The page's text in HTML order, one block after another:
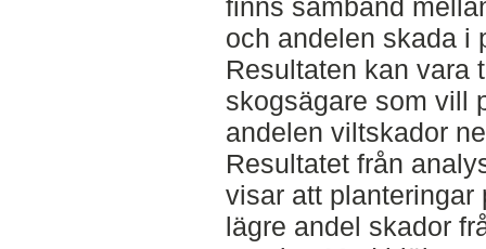
finns samband
och andelen skada i
Resultaten kan vara
skogsägare som vill
andelen viltskador
Resultatet från
visar att planteringar
lägre andel skador